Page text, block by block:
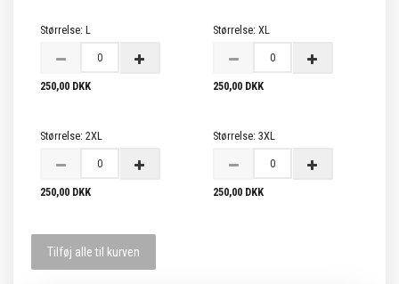
Størrelse: L
250,00 DKK
Størrelse: XL
250,00 DKK
Størrelse: 2XL
250,00 DKK
Størrelse: 3XL
250,00 DKK
Tilføj alle til kurven